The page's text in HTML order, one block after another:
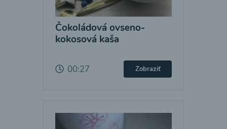
Čokoládová ovseno-
kokosová kaša
00:27 Zobraziť